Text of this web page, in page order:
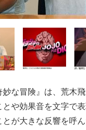
な冒険』は、荒木
や効果音を文字で
が大きな反響を呼